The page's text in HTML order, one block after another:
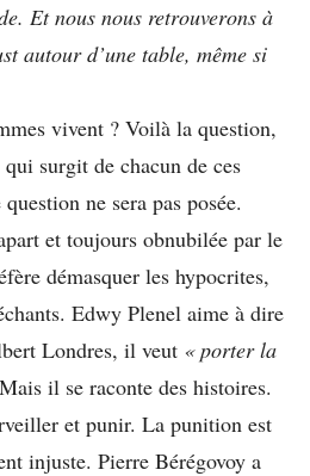
Et nous nous retrouverons à
autour d’une table, même si
vivent ? Voilà la question,
surgit de chacun de ces
ne sera pas posée.
et toujours obnubilée par le
démasquer les hypocrites,
Edwy Plenel aime à dire
Londres, il veut « porter la
il se raconte des histoires.
et punir. La punition est
injuste. Pierre Bérégovoy a